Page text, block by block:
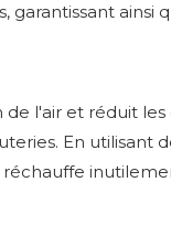
garantissant
de l'air et réduit
En utilisant